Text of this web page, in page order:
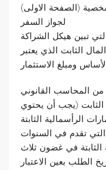
(الصفحة الاولى)
لجواز السفر
تبين هيكل الشراكة
الثابت الذي يعتبر
الأساس ومبلغ الاستثمار
من المحاسب القانوني
الثابت (يجب أن يحتوي
الرأسمالية الثابتة
التي تقدم في السنوات
الثابتة في غضون ثلاث
الطلب بعين الاعتبار